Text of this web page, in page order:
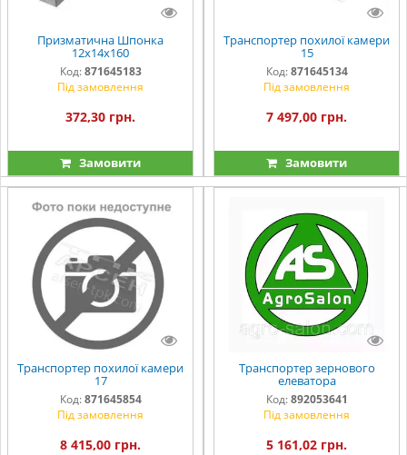
Призматична Шпонка
12х14х160
Код: 871645183
Під замовлення
372,30 грн.
Замовити
Транспортер похилої камери
15
Код: 871645134
Під замовлення
7 497,00 грн.
Замовити
Транспортер похилої камери
17
Код: 871645854
Під замовлення
8 415,00 грн.
Транспортер зернового
елеватора
Код: 892053641
Під замовлення
5 161,02 грн.